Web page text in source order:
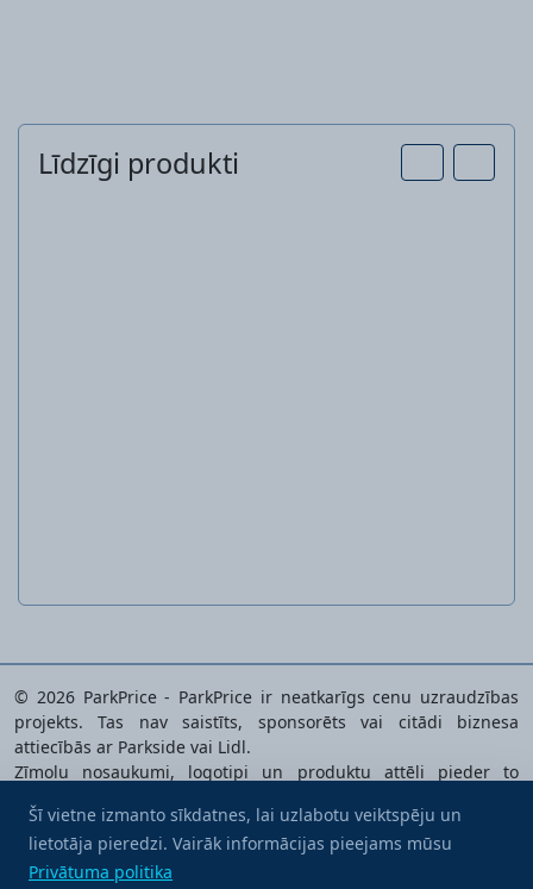
Līdzīgi produkti
© 2026 ParkPrice - ParkPrice ir neatkarīgs cenu uzraudzības
projekts. Tas nav saistīts, sponsorēts vai citādi biznesa
attiecībās ar Parkside vai Lidl.
Zīmolu nosaukumi, logotipi un produktu attēli pieder to
identificēšanai.
Privātuma politika|Pakalpojuma noteikumi| Sīkdatņu
iestatījumi|Sazinaties
Uzcienā mani ar kafiju
Šī vietne izmanto sīkdatnes, lai uzlabotu veiktspēju un
lietotāja pieredzi. Vairāk informācijas pieejams mūsu
Privātuma politika